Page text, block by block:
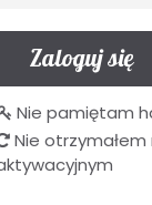
Zaloguj się
Nie pamiętam
Nie